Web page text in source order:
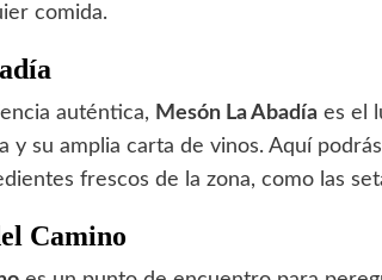
comida.
auténtica, Mesón La Abadía es el
y su amplia carta de vinos. Aquí
frescos de la zona, como las
Camino